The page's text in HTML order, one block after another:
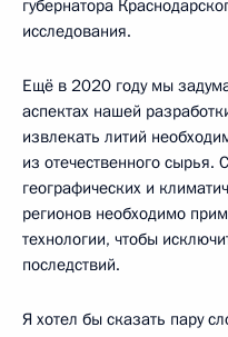
губернатора
исследования.
Ещё в 2020 году мы
аспектах нашей
извлекать литий
из отечественного сырья.
географических и
регионов необходимо
технологии, чтобы
последствий.
Я хотел бы сказать пару